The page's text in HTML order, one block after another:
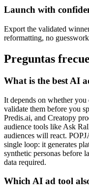
Launch with
Export the validated
reformatting, no
Preguntas
What is the best AI
It depends on whether you
validate them before you
Predis.ai, and Creatopy
audience tools like Ask
audiences will react.
single loop: it generates
synthetic personas before
data required.
Which AI ad tool